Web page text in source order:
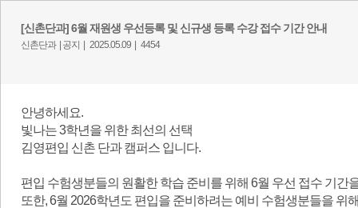
[신촌단과] 6월 재원생 우선등록 및 신규생 등록 수강 접수 기간 안내
신촌단과 | 공지 | 2025.05.09 | 4454
안녕하세요.
빛나는 3학년을 위한 최선의 선택
김영편입 신촌 단과 캠퍼스 입니다.
편입 수험생분들의 원활한 학습 준비를 위해 6월 우선 접수 기간
또한, 6월 2026학년도 편입을 준비하려는 예비 수험생분들을 위